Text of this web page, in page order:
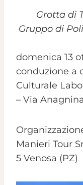
Gruppo di
domenica 13
conduzione a
Culturale
– Via
Manieri Tour
5 Venosa (PZ)